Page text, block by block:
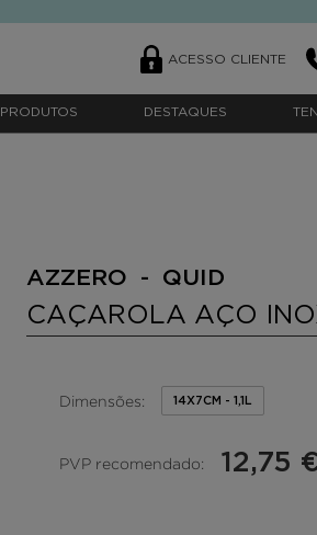
ACESSO CLIENTE
PRODUTOS DESTAQUES
AZZERO - QUID
CAÇAROLA AÇO
Dimensões: 14X7CM - 1,1L
PVP recomendado: 12,75